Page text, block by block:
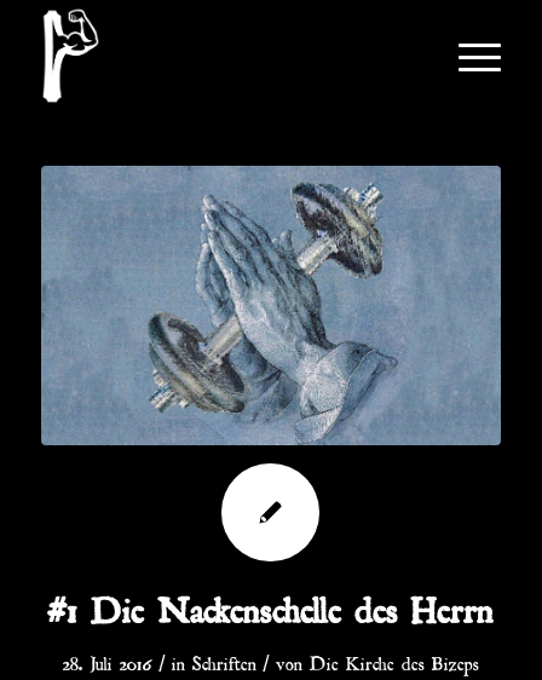
#1 Die Nackenschelle des Herrn
28. Juli 2016 / in Schriften / Die Kirche des Bizeps